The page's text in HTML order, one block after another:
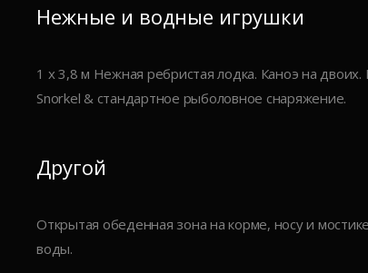
Нежные и водные игрушки
1 х 3,8 м Нежная ребристая лодка. Каноэ на
Snorkel & стандартное рыболовное снаряжение.
Другой
Открытая обеденная зона на корме, носу и
воды.